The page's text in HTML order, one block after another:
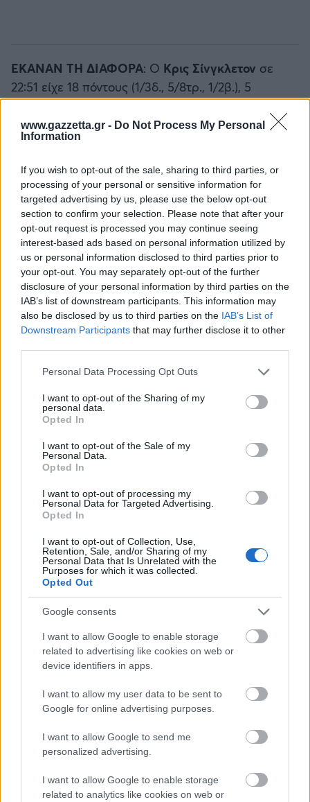
www.gazzetta.gr - Do Not Process My Personal
Information
If you wish to opt-out of the sale, sharing to third parties, or
processing of your personal or sensitive information for
targeted advertising by us, please use the below opt-out
section to confirm your selection. Please note that after your
opt-out request is processed you may continue seeing
interest-based ads based on personal information utilized by
us or personal information disclosed to third parties prior to
your opt-out. You may separately opt-out of the further
disclosure of your personal information by third parties on the
IAB’s list of downstream participants. This information may
also be disclosed by us to third parties on the IAB’s List of
Downstream Participants that may further disclose it to other
Please note that this website/app uses one or more Google
not limited to your visit or usage behaviour. You may click to
grant or deny consent to Google and its third-party tags to
use your data for below specified purposes in below Google
consent section.
Personal Data Processing Opt Outs
I want to opt-out of the Sharing of my
personal data.
Opted In
I want to opt-out of the Sale of my
Personal Data.
Opted In
I want to opt-out of processing my
Personal Data for Targeted Advertising.
Opted In
I want to opt-out of Collection, Use,
Retention, Sale, and/or Sharing of my
Personal Data that Is Unrelated with the
Purposes for which it was collected.
Opted Out
Google consents
I want to allow Google to enable storage
related to advertising like cookies on web or
device identifiers in apps.
I want to allow my user data to be sent to
Google for online advertising purposes.
I want to allow Google to send me
personalized advertising.
I want to allow Google to enable storage
related to analytics like cookies on web or
ΕΚΑΝΑΝ ΤΗ ΔΙΑΦΟΡΑ: Ο Κρις Σίνγκλετον σε
22:51 είχε 18 πόντους (1/3δ., 5/8τρ., 1/2β.), 5
ριμπάουντ, μία ασίστ, ένα λάθος.
ΠΕΡΑΣΕ ΚΑΙ ΔΕΝ ΑΚΟΥΜΠΗΣΕ
: Όλοι οι παίκτες
ΑΦΑΝΗΣ ΗΡΩΑΣ: ΟΚέβιν Πάνγκοςτελείωσε με 9
πόντους, 8 ασίστ και 3 ριμπάουντ.
ΣΗΜΕΙΟ ΚΛΕΙΔΙ: Το πρώτο δεκάλεπτο που η
διαφορά έφτασε στους 21 πόντους με την επίθεση
Ολυμπιακούνα σκοράρει μόλις 6 πόντους.
ΤΙ ΠΕΤΑΝΕ: Τα πάντα οι γηπεδούχοι, τίποτα οι
φιλοξενούμενοι.
Τα δεκάλεπτα:6-27, 28-38, 43-55, 55-76